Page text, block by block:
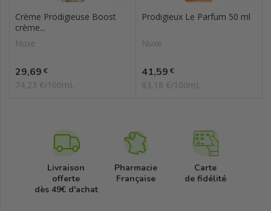
Crème Prodigieuse Boost
crème...
Nuxe
Prix
29,69 €
74,23 €/100mL
Prodigieux Le Parfum 50 ml
Nuxe
Prix
41,59 €
83,18 €/100mL
Livraison
offerte
dès 49€ d'achat
Pharmacie
Française
Carte
de fidélité